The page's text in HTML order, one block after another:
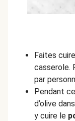
Faites
casserole.
par
Pendant
d’olive
y cuire le